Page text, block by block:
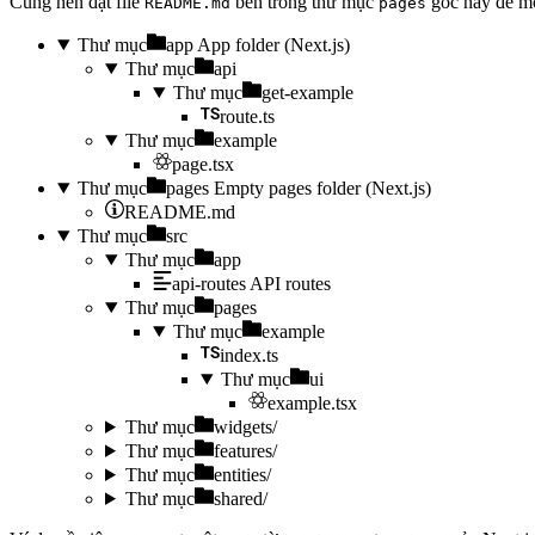
Thư mục app App folder (Next.js)
Thư mục
api
Thư mục
get-example
route.ts
Thư mục
example
page.tsx
Thư mục
pages Empty pages folder (Next.js)
README.md
Thư mục
src
Thư mục
app
api-routes API routes
Thư mục
pages
Thư mục
example
index.ts
Thư mục
ui
example.tsx
Thư mục
widgets/
Thư mục
features/
Thư mục
entities/
Thư mục
shared/